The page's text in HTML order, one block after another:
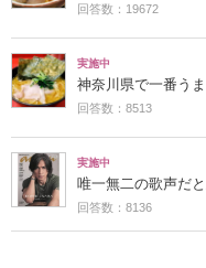
回答数：19672
実施中
神奈川県で一番う
回答数：8513
実施中
唯一無二の歌声だ
回答数：8136